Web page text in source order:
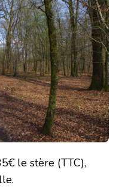
le stère (TTC),